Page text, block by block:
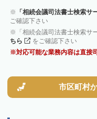
「相続会議司法書士検索
ご確認下さい
「相続会議司法書士検索
ちら
をご確認下さい
対応可能な業務内容は直接
市区町村